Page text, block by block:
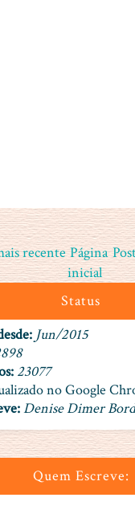
recente Página
inicial
Status
Jun/2015
23077
no Google
Denise Dimer
Quem Escreve: